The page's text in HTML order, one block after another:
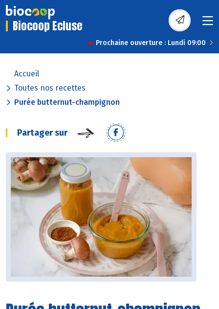
Biocoop Ecluse
Prochaine ouverture : Lundi 09:00
Accueil
Toutes nos recettes
Purée butternut-champignon
Partager sur